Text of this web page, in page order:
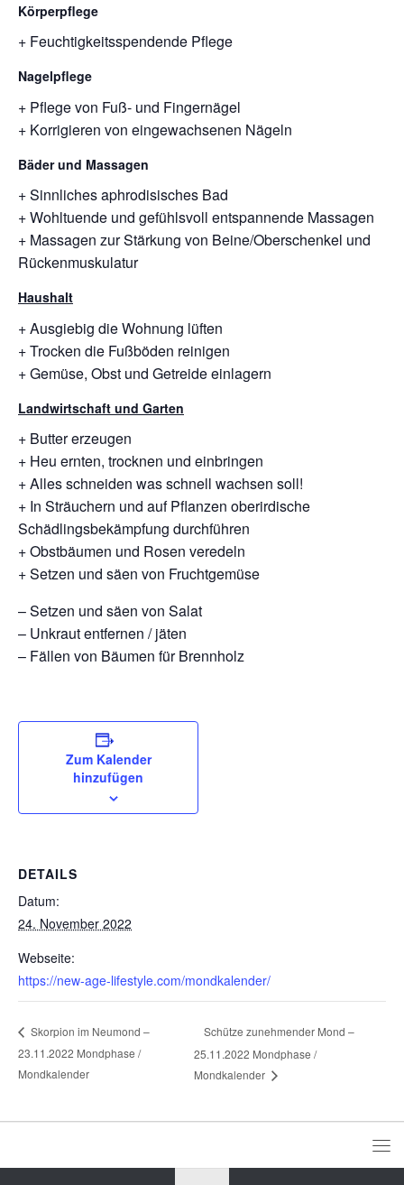
Körperpflege
+ Feuchtigkeitsspendende Pflege
Nagelpflege
+ Pflege von Fuß- und Fingernägel
+ Korrigieren von eingewachsenen Nägeln
Bäder und Massagen
+ Sinnliches aphrodisisches Bad
+ Wohltuende und gefühlsvoll entspannende Massagen
+ Massagen zur Stärkung von Beine/Oberschenkel und
Rückenmuskulatur
Haushalt
+ Ausgiebig die Wohnung lüften
+ Trocken die Fußböden reinigen
+ Gemüse, Obst und Getreide einlagern
Landwirtschaft und Garten
+ Butter erzeugen
+ Heu ernten, trocknen und einbringen
+ Alles schneiden was schnell wachsen soll!
+ In Sträuchern und auf Pflanzen oberirdische
Schädlingsbekämpfung durchführen
+ Obstbäumen und Rosen veredeln
+ Setzen und säen von Fruchtgemüse
– Setzen und säen von Salat
– Unkraut entfernen / jäten
– Fällen von Bäumen für Brennholz
Zum Kalender
hinzufügen
DETAILS
Datum:
24. November 2022
Webseite:
https://new-age-lifestyle.com/mondkalender/
Skorpion im Neumond –
23.11.2022 Mondphase /
Mondkalender
Schütze zunehmender Mond –
25.11.2022 Mondphase /
Mondkalender